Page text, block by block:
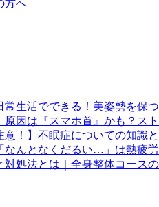
常生活でできる！美姿勢を保
原因は『スマホ首』かも？ス
意！】不眠症についての知識
なんとなくだるい…」は熱疲
対処法とは｜全身整体コース